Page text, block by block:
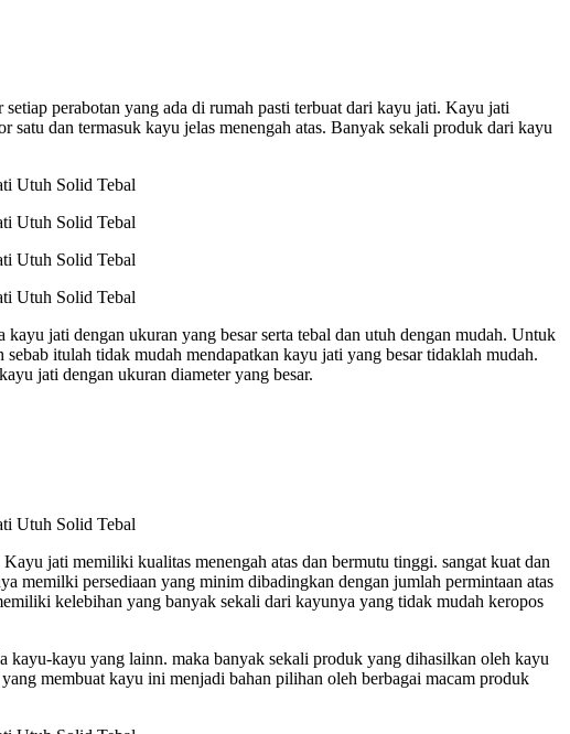
perabotan yang ada di rumah pasti terbuat dari kayu jati. Kayu jati
dan termasuk kayu jelas menengah atas. Banyak sekali produk dari kayu
jati dengan ukuran yang besar serta tebal dan utuh dengan mudah. Untuk
itulah tidak mudah mendapatkan kayu jati yang besar tidaklah mudah.
jati dengan ukuran diameter yang besar.
jati memiliki kualitas menengah atas dan bermutu tinggi. sangat kuat dan
memilki persediaan yang minim dibadingkan dengan jumlah permintaan atas
kelebihan yang banyak sekali dari kayunya yang tidak mudah keropos
kayu yang lainn. maka banyak sekali produk yang dihasilkan oleh kayu
membuat kayu ini menjadi bahan pilihan oleh berbagai macam produk